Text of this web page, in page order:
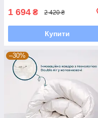
1 694 ₴ 2 420 ₴
Купити
–30%